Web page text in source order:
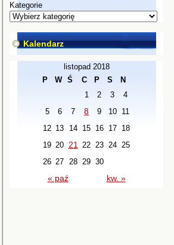
Kategorie
Kalendarz
listopad 2018
P
W Ś C P S N
« paź kw. »
1 2 3
4
5
6 7 8 9 10
11
12 13 14 15 16 17
18
19 20 21 22 23 24 25
26 27 28 29 30